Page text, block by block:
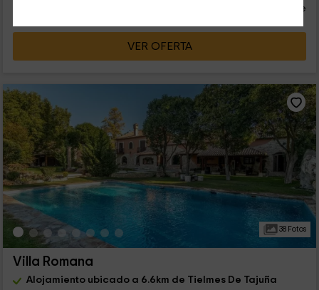
persona y noche
VER OFERTA
38 Fotos
Villa Romana
Alojamiento ubicado a 6.6km de Tielmes De Tajuña